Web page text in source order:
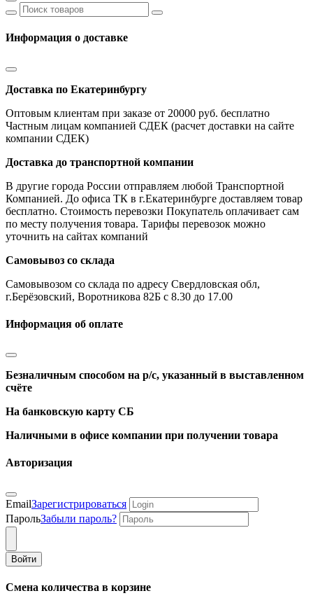
Информация о доставке
Доставка по Екатеринбургу
Оптовым клиентам при заказе от 20000 руб. бесплатно
Частным лицам компанией СДЕК (расчет доставки на сайте
компании СДЕК)
Доставка до транспортной компании
В другие города России отправляем любой Транспортной
Компанией. До офиса ТК в г.Екатеринбурге доставляем товар
бесплатно. Стоимость перевозки Покупатель оплачивает сам
по месту получения товара. Тарифы перевозок можно
уточнить на сайтах компаний
Самовывоз со склада
Самовывозом со склада по адресу Свердловская обл,
г.Берёзовский, Воротникова 82Б с 8.30 до 17.00
Информация об оплате
Безналичным способом на р/с, указанный в выставленном
счёте
На банковскую карту СБ
Наличными в офисе компании при получении товара
Авторизация
EmailЗарегистрироваться
ПарольЗабыли пароль?
Войти
Смена количества в корзине